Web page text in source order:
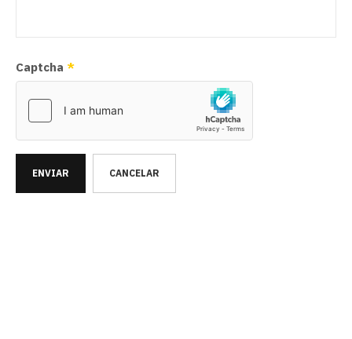
Captcha *
ENVIAR CANCELAR